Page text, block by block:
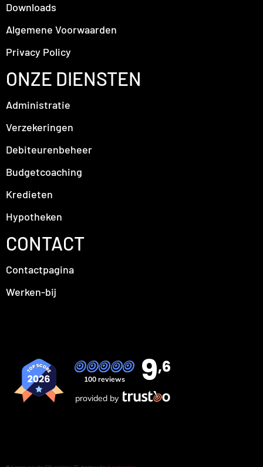
Downloads
Algemene Voorwaarden
Privacy Policy
ONZE DIENSTEN
Administratie
Verzekeringen
Debiteurenbeheer
Budgetcoaching
Kredieten
Hypotheken
CONTACT
Contactpagina
Werken-bij
100 reviews 9,6
provided by